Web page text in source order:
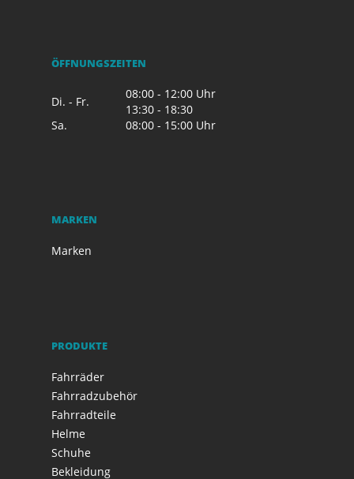
ÖFFNUNGSZEITEN
Di. - Fr.
08:00 - 12:00 Uhr
13:30 - 18:30
Sa.
08:00 - 15:00 Uhr
MARKEN
Marken
PRODUKTE
Fahrräder
Fahrradzubehör
Fahrradteile
Helme
Schuhe
Bekleidung